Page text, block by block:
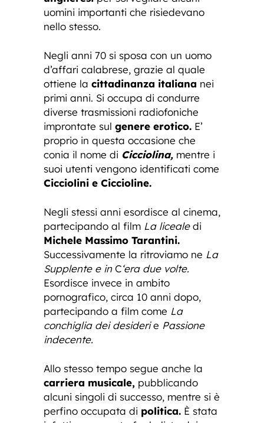
uomini importanti che risiedevano
nello stesso.
Negli anni 70 si sposa con un uomo
d’affari calabrese, grazie al quale
ottiene la cittadinanza italiana nei
primi anni. Si occupa di condurre
diverse trasmissioni radiofoniche
improntate sul genere erotico. E’
proprio in questa occasione che
conia il nome di Cicciolina, mentre i
suoi utenti vengono identificati come
Cicciolini e Ciccioline.
Negli stessi anni esordisce al cinema,
partecipando al film La licealedi
Michele Massimo Tarantini.
Successivamente la ritroviamo ne La
Supplente e inC‘era due volte.
Esordisce invece in ambito
pornografico, circa 10 anni dopo,
partecipando a film come La
conchiglia dei desiderie Passione
indecente.
Allo stesso tempo segue anche la
carriera musicale, pubblicando
alcuni singoli di successo, mentre si è
perfino occupata di politica. È stata